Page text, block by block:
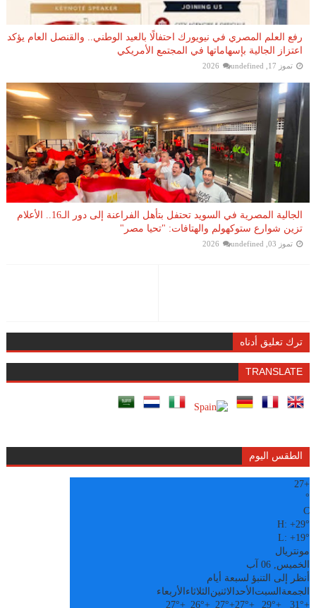
رفع العلم المصري في نيويورك احتفالًا بالعيد الوطني.. والقنصل العام يؤكد
اعتزاز الجالية بإسهاماتها في المجتمع الأمريكي
تموز 17, 2026 undefined
الجالية المصرية في السويد تحتفل بتأهل الفراعنة إلى دور الـ16.. الأعلام
تزين شوارع ستوكهولم والهتافات: "تحيا مصر"
تموز 03, 2026 undefined
ترك تعليق أدناه
TRANSLATE
الطقس اليوم
+
27
°
C
H:+29°
L:+19°
مونتريال
الخميس, 06 آب
أنظر إلى التنبؤ لسبعة أيام
الجمعة السبت الأحدالاثنين الثلاثاء الأربعاء
+
31°
+
29°
+
27°
+
27°
+
26°
+
27°